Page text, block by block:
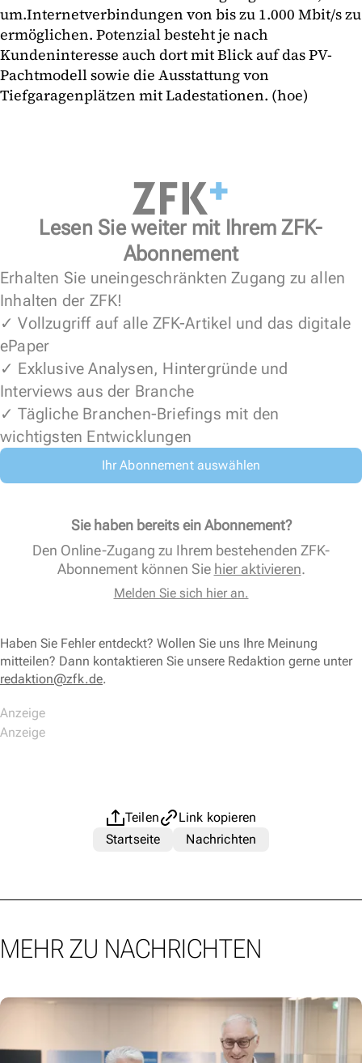
um.Internetverbindungen von bis zu 1.000 Mbit/s zu
ermöglichen. Potenzial besteht je nach
Kundeninteresse auch dort mit Blick auf das PV-
Pachtmodell sowie die Ausstattung von
Tiefgaragenplätzen mit Ladestationen. (hoe)
Lesen Sie weiter mit Ihrem ZFK-
Abonnement
Erhalten Sie uneingeschränkten Zugang zu allen
Inhalten der ZFK!
✓ Vollzugriff auf alle ZFK-Artikel und das digitale
ePaper
✓ Exklusive Analysen, Hintergründe und
Interviews aus der Branche
✓ Tägliche Branchen-Briefings mit den
wichtigsten Entwicklungen
Ihr Abonnement auswählen
Sie haben bereits ein Abonnement?
Den Online-Zugang zu Ihrem bestehenden ZFK-
Abonnement können Sie hier aktivieren.
Melden Sie sich hier an.
Haben Sie Fehler entdeckt? Wollen Sie uns Ihre Meinung
mitteilen? Dann kontaktieren Sie unsere Redaktion gerne unter
redaktion@zfk.de.
Teilen
Link kopieren
Startseite
Nachrichten
MEHR ZU NACHRICHTEN